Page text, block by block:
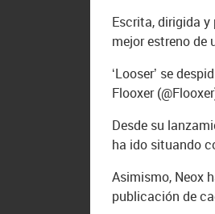
Escrita, dirigida y
mejor estreno de
‘Looser’ se
Flooxer
Desde su
ha ido situando
Asimismo, Neox
publicación de